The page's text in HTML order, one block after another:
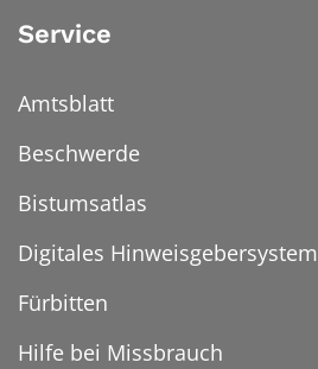
Service
Amtsblatt
Beschwerde
Bistumsatlas
Digitales Hinweisgebersystem
Fürbitten
Hilfe bei Missbrauch